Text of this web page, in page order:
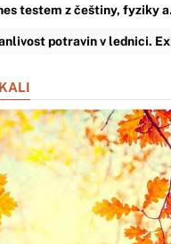
testem z češtiny, fyziky
potravin v lednici.